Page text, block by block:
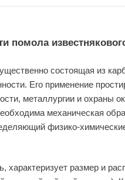
помола
состоящая из
Его применение
металлургии и охраны
механическая
физико-химические
характеризует размер и